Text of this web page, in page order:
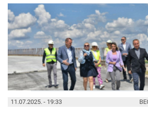
11.07.2025. - 19:33